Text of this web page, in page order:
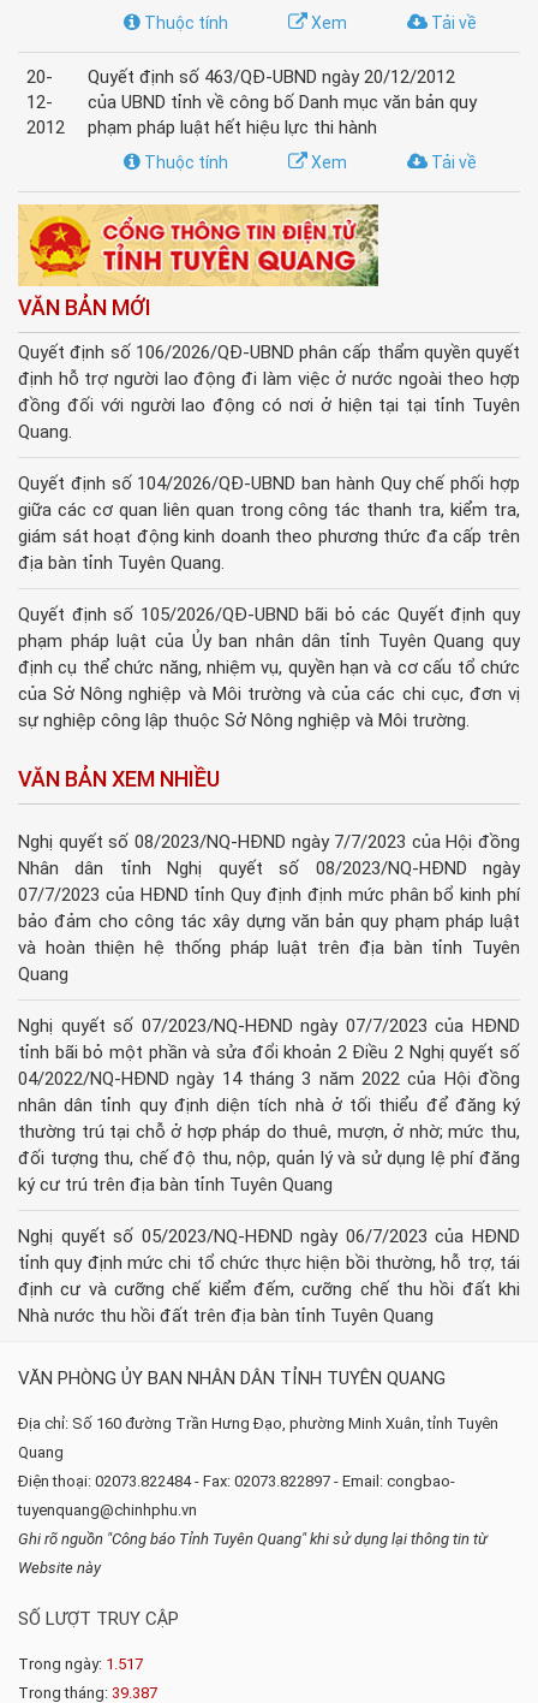
Tải về
Xem
Thuộc tính
20-
12-
2012
Quyết định số 463/QĐ-UBND ngày 20/12/2012
của UBND tỉnh về công bố Danh mục văn bản quy
phạm pháp luật hết hiệu lực thi hành
Tải về
Xem
Thuộc tính
VĂN BẢN MỚI
Quyết định số 106/2026/QĐ-UBND phân cấp thẩm quyền quyết
định hỗ trợ người lao động đi làm việc ở nước ngoài theo hợp
đồng đối với người lao động có nơi ở hiện tại tại tỉnh Tuyên
Quang.
Quyết định số 104/2026/QĐ-UBND ban hành Quy chế phối hợp
giữa các cơ quan liên quan trong công tác thanh tra, kiểm tra,
giám sát hoạt động kinh doanh theo phương thức đa cấp trên
địa bàn tỉnh Tuyên Quang.
Quyết định số 105/2026/QĐ-UBND bãi bỏ các Quyết định quy
phạm pháp luật của Ủy ban nhân dân tỉnh Tuyên Quang quy
định cụ thể chức năng, nhiệm vụ, quyền hạn và cơ cấu tổ chức
của Sở Nông nghiệp và Môi trường và của các chi cục, đơn vị
sự nghiệp công lập thuộc Sở Nông nghiệp và Môi trường.
VĂN BẢN XEM NHIỀU
Nghị quyết số 08/2023/NQ-HĐND ngày 7/7/2023 của Hội đồng
Nhân dân tỉnh Nghị quyết số 08/2023/NQ-HĐND ngày
07/7/2023 của HĐND tỉnh Quy định định mức phân bổ kinh phí
bảo đảm cho công tác xây dựng văn bản quy phạm pháp luật
và hoàn thiện hệ thống pháp luật trên địa bàn tỉnh Tuyên
Quang
Nghị quyết số 07/2023/NQ-HĐND ngày 07/7/2023 của HĐND
tỉnh bãi bỏ một phần và sửa đổi khoản 2 Điều 2 Nghị quyết số
04/2022/NQ-HĐND ngày 14 tháng 3 năm 2022 của Hội đồng
nhân dân tỉnh quy định diện tích nhà ở tối thiểu để đăng ký
thường trú tại chỗ ở hợp pháp do thuê, mượn, ở nhờ; mức thu,
đối tượng thu, chế độ thu, nộp, quản lý và sử dụng lệ phí đăng
ký cư trú trên địa bàn tỉnh Tuyên Quang
Nghị quyết số 05/2023/NQ-HĐND ngày 06/7/2023 của HĐND
tỉnh quy định mức chi tổ chức thực hiện bồi thường, hỗ trợ, tái
định cư và cưỡng chế kiểm đếm, cưỡng chế thu hồi đất khi
Nhà nước thu hồi đất trên địa bàn tỉnh Tuyên Quang
VĂN PHÒNG ỦY BAN NHÂN DÂN TỈNH TUYÊN QUANG
Địa chỉ: Số 160 đường Trần Hưng Đạo, phường Minh Xuân, tỉnh Tuyên
Quang
Điện thoại: 02073.822484 - Fax: 02073.822897 - Email: congbao-
tuyenquang@chinhphu.vn
Ghi rõ nguồn "Công báo Tỉnh Tuyên Quang" khi sử dụng lại thông tin từ
Website này
SỐ LƯỢT TRUY CẬP
Trong ngày: 1.517
Trong tháng: 39.387